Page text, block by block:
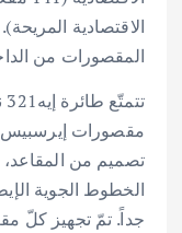
الاقتصادية
المقصورات من
مقصورات إيرسبيس
تصميم من
الخطوط الجوية
جداً. تمّ تجهيز كلّ